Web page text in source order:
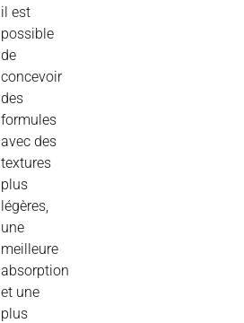
il est
possible
de
concevoir
des
formules
avec des
textures
plus
légères,
une
meilleure
absorption
et une
plus